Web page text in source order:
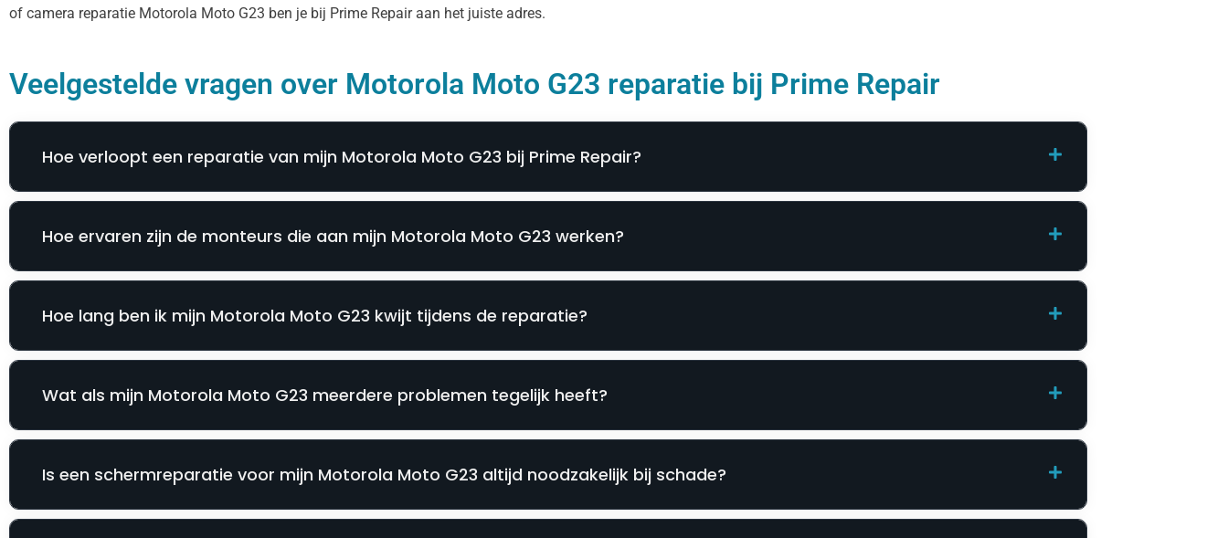
of camera reparatie Motorola Moto G23 ben je bij Prime Repair aan het juiste adres.
Veelgestelde vragen over Motorola Moto G23 reparatie bij Prime Repair
Hoe verloopt een reparatie van mijn Motorola Moto G23 bij Prime Repair?
Hoe ervaren zijn de monteurs die aan mijn Motorola Moto G23 werken?
Hoe lang ben ik mijn Motorola Moto G23 kwijt tijdens de reparatie?
Wat als mijn Motorola Moto G23 meerdere problemen tegelijk heeft?
Is een schermreparatie voor mijn Motorola Moto G23 altijd noodzakelijk bij schade?